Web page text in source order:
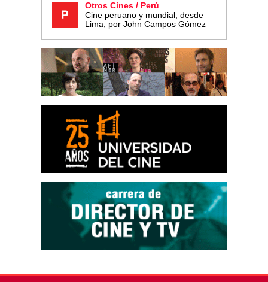
Otros Cines / Perú
Cine peruano y mundial, desde
Lima, por John Campos Gómez